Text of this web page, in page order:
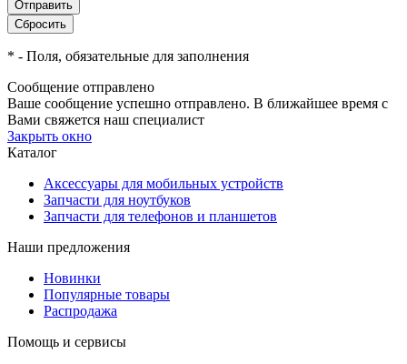
* - Поля, обязательные для заполнения
Сообщение отправлено
Ваше сообщение успешно отправлено. В ближайшее время с
Вами свяжется наш специалист
Закрыть окно
Каталог
Аксессуары для мобильных устройств
Запчасти для ноутбуков
Запчасти для телефонов и планшетов
Наши предложения
Новинки
Популярные товары
Распродажа
Помощь и сервисы